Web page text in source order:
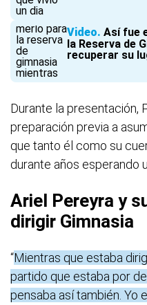
Video Así fue
la Reserva de
recuperar su
Durante la presentación,
preparación previa a
que tanto él como su
durante años esperando
Ariel Pereyra y
dirigir Gimnasia
“Mientras que estaba
partido que estaba por
pensaba así también. Yo